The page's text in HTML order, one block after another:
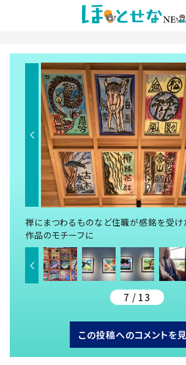
禅にまつわるものなど住職が感銘を受
作品のモチーフに
7 / 13
この投稿へのコメントを